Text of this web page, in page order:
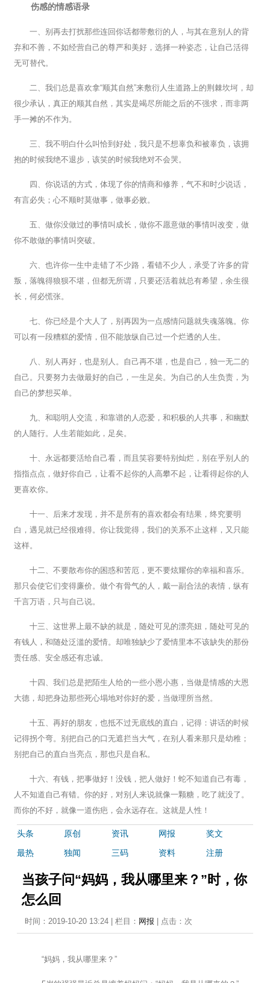
伤感的情感语录
一、别再去打扰那些连回你话都带敷衍的人，与其在意别人的背
弃和不善，不如经营自己的尊严和美好，选择一种姿态，让自己活得
无可替代。
二、我们总是喜欢拿“顺其自然”来敷衍人生道路上的荆棘坎坷，却
很少承认，真正的顺其自然，其实是竭尽所能之后的不强求，而非两
手一摊的不作为。
三、我不明白什么叫恰到好处，我只是不想辜负和被辜负，该拥
抱的时候我绝不退步，该笑的时候我绝对不会哭。
四、你说话的方式，体现了你的情商和修养，气不和时少说话，
有言必失；心不顺时莫做事，做事必败。
五、做你没做过的事情叫成长，做你不愿意做的事情叫改变，做
你不敢做的事情叫突破。
六、也许你一生中走错了不少路，看错不少人，承受了许多的背
叛，落魄得狼狈不堪，但都无所谓，只要还活着就总有希望，余生很
长，何必慌张。
七、你已经是个大人了，别再因为一点感情问题就失魂落魄。你
可以有一段糟糕的爱情，但不能放纵自己过一个烂透的人生。
八、别人再好，也是别人。自己再不堪，也是自己，独一无二的
自己。只要努力去做最好的自己，一生足矣。为自己的人生负责，为
自己的梦想买单。
九、和聪明人交流，和靠谱的人恋爱，和积极的人共事，和幽默
的人随行。人生若能如此，足矣。
十、永远都要活给自己看，而且笑容要特别灿烂，别在乎别人的
指指点点，做好你自己，让看不起你的人高攀不起，让看得起你的人
更喜欢你。
十一、后来才发现，并不是所有的喜欢都会有结果，终究要明
白，遇见就已经很难得。你让我觉得，我们的关系不止这样，又只能
这样。
十二、不要散布你的困惑和苦厄，更不要炫耀你的幸福和喜乐。
那只会使它们变得廉价。做个有骨气的人，戴一副合法的表情，纵有
千言万语，只与自己说。
十三、这世界上最不缺的就是，随处可见的漂亮妞，随处可见的
有钱人，和随处泛滥的爱情。却唯独缺少了爱情里本不该缺失的那份
责任感、安全感还有忠诚。
十四、我们总是把陌生人给的一些小恩小惠，当做是情感的大恩
大德，却把身边那些死心塌地对你好的爱，当做理所当然。
十五、再好的朋友，也抵不过无底线的直白，记得：讲话的时候
记得拐个弯。别把自己的口无遮拦当大气，在别人看来那只是幼稚；
别把自己的直白当亮点，那也只是自私。
十六、有钱，把事做好！没钱，把人做好！蛇不知道自己有毒，
人不知道自己有错。你的好，对别人来说就像一颗糖，吃了就没了。
而你的不好，就像一道伤疤，会永远存在。这就是人性！
头条 原创 资讯 网报
奖文
最热
独闻 三码 资料 注册
当孩子问“妈妈，我从哪里来？”时，你
怎么回
时间：2019-10-20 13:24 | 栏目： 网报 | 点击： 次
“妈妈，我从哪里来？”